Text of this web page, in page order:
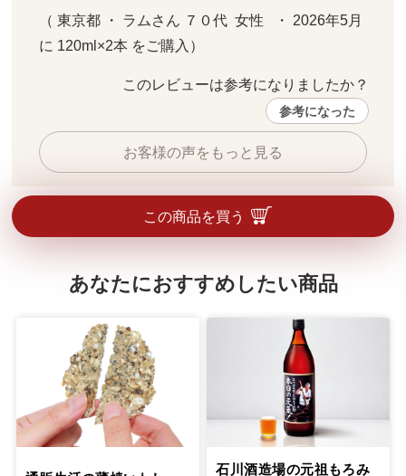
（ 東京都 ・ ラムさん ７０代  女性   ・ 2026年5月
に 120ml×2本 をご購入）
このレビューは参考になりましたか？
参考になった
お客様の声をもっと見る
この商品を買う
あなたにおすすめしたい商品
石川酒造場の元祖もろみ